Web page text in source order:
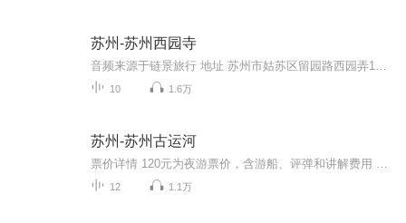
苏州-苏州西园寺
10 1.6万
苏州-苏州古运河
12 1.1万